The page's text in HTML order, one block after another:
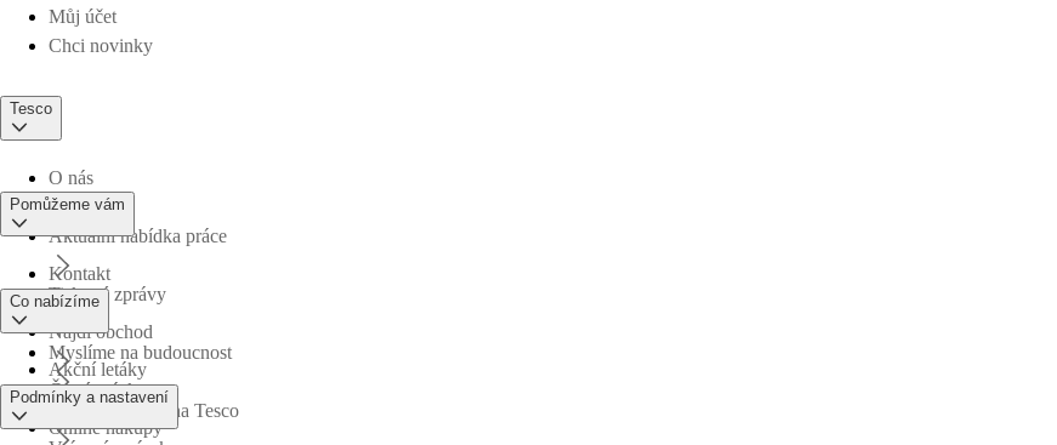
Můj účet
Chci novinky
Tesco
O nás
Aktuální nabídka práce
Tiskové zprávy
Myslíme na budoucnost
Obchodní skupina Tesco
Pomůžeme vám
Kontakt
Najdi obchod
Časté otázky
Co nabízíme
Akční letáky
Online nákupy
Podmínky a nastavení